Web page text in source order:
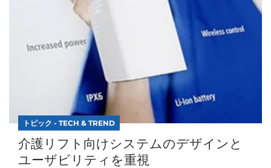
トピック - TECH & TREND
介護リフト向けシステムのデザインと
ユーザビリティを重視